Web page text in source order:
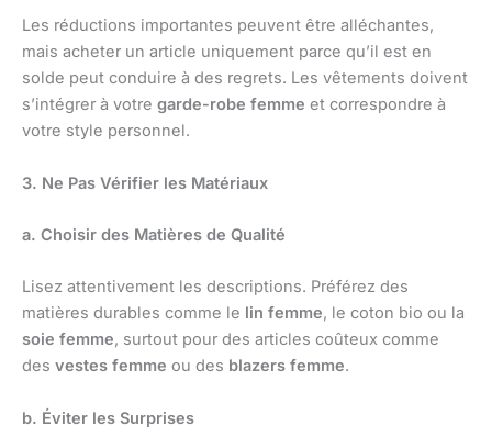
Les réductions importantes peuvent être alléchantes,
mais acheter un article uniquement parce qu’il est en
solde peut conduire à des regrets. Les vêtements doivent
s’intégrer à votre garde-robe femme et correspondre à
votre style personnel.
3. Ne Pas Vérifier les Matériaux
a. Choisir des Matières de Qualité
Lisez attentivement les descriptions. Préférez des
matières durables comme le lin femme, le coton bio ou la
soie femme, surtout pour des articles coûteux comme
des vestes femme ou des blazers femme.
b. Éviter les Surprises